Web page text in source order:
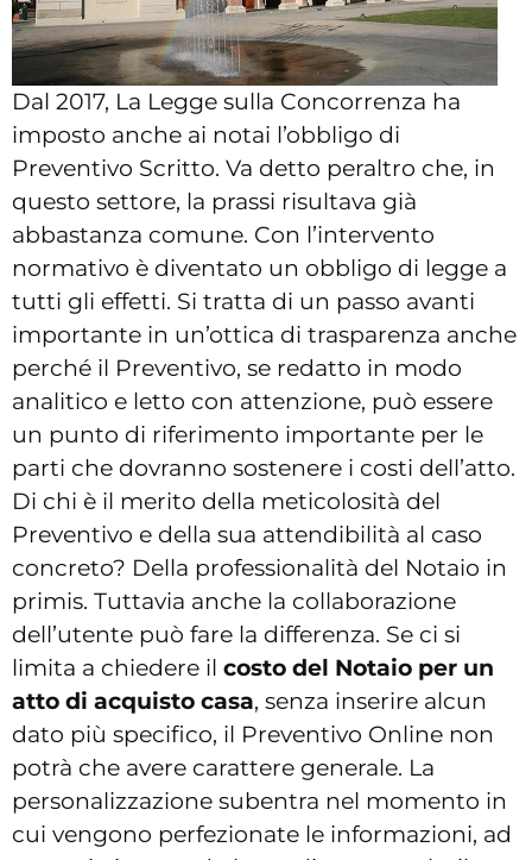
Dal 2017, La Legge sulla Concorrenza ha
imposto anche ai notai l’obbligo di
Preventivo Scritto. Va detto peraltro che, in
questo settore, la prassi risultava già
abbastanza comune. Con l’intervento
normativo è diventato un obbligo di legge a
tutti gli effetti. Si tratta di un passo avanti
importante in un’ottica di trasparenza anche
perché il Preventivo, se redatto in modo
analitico e letto con attenzione, può essere
un punto di riferimento importante per le
parti che dovranno sostenere i costi dell’atto.
Di chi è il merito della meticolosità del
Preventivo e della sua attendibilità al caso
concreto? Della professionalità del Notaio in
primis. Tuttavia anche la collaborazione
dell’utente può fare la differenza. Se ci si
limita a chiedere il costo del Notaio per un
atto di acquisto casa, senza inserire alcun
dato più specifico, il Preventivo Online non
potrà che avere carattere generale. La
personalizzazione subentra nel momento in
cui vengono perfezionate le informazioni, ad